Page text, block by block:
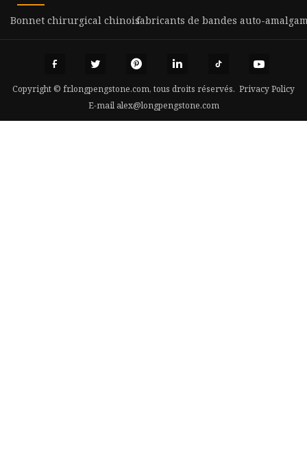
Bonnet chirurgical chinoisfabricants de bandes auto-
Copyright © fr.longpengstone.com, tous droits réservés. Privacy Policy
E-mail alex@longpengstone.com